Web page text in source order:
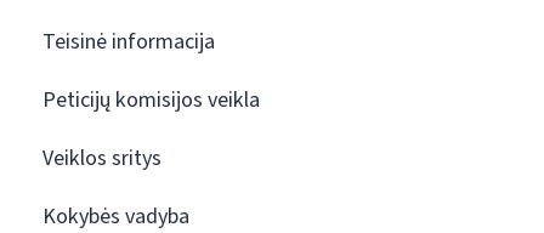
Teisinė informacija
Peticijų komisijos veikla
Veiklos sritys
Kokybės vadyba